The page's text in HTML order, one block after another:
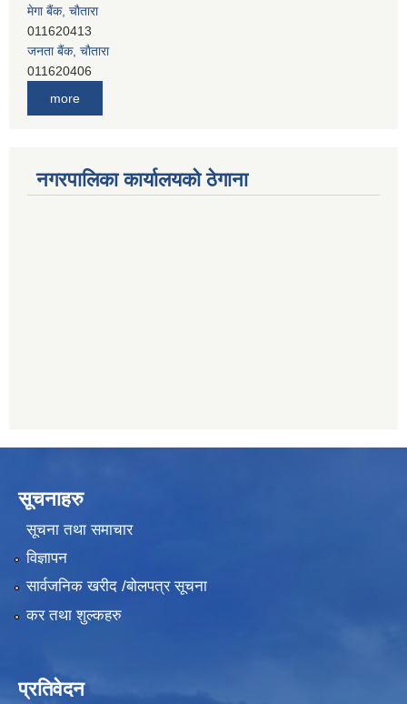
मेगा बैंक, चाैतारा
011620413
जनता बैंक, चाैतारा
011620406
सिभिल बैंक, मेलम्ची
011401055
more
नगरपालिका कार्यालयको ठेगाना
सूचनाहरु
सूचना तथा समाचार
विज्ञापन
सार्वजनिक खरीद /बोलपत्र सूचना
कर तथा शुल्कहरु
प्रतिवेदन